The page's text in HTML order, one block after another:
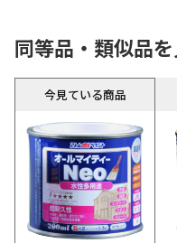
同等品・類似品を
今見ている商品